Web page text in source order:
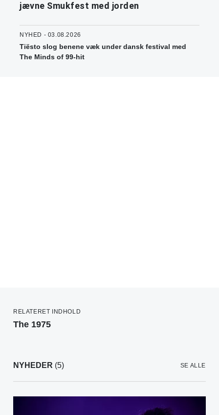
jævne Smukfest med jorden
NYHED - 03.08.2026
Tiësto slog benene væk under dansk festival med
The Minds of 99-hit
RELATERET INDHOLD
The 1975
NYHEDER (5) SE ALLE